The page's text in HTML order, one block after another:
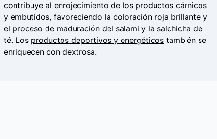
contribuye al enrojecimiento de los productos cárnicos
y embutidos, favoreciendo la coloración roja brillante y
el proceso de maduración del salami y la salchicha de
té. Los productos deportivos y energéticos también se
enriquecen con dextrosa.